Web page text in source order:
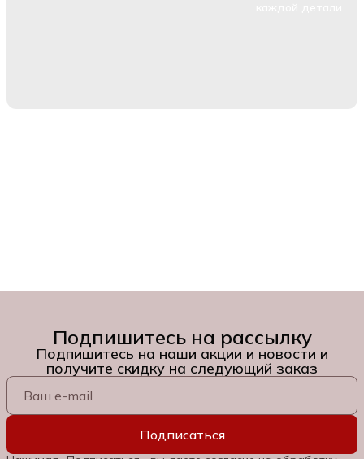
Подпишитесь на рассылку
Подпишитесь на наши акции и новости и
получите скидку на следующий заказ
Подписаться